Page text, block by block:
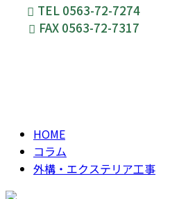
TEL 0563-72-7274
FAX 0563-72-7317
HOME
コラム
外構・エクステリア工事